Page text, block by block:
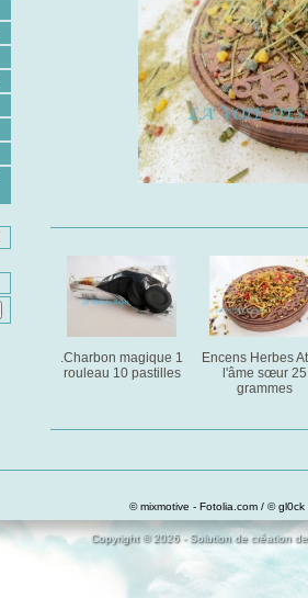
.Charbon magique 1
rouleau 10 pastilles
Encens Herbes
l'âme sœur 25
grammes
© mixmotive - Fotolia.com / ©
Copyright © 2026 - Solution de création